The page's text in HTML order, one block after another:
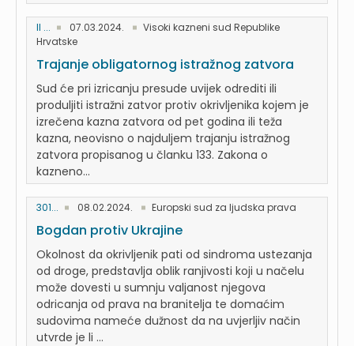
II ... 07.03.2024.
Visoki kazneni sud Republike
Hrvatske
Trajanje obligatornog istražnog zatvora
Sud će pri izricanju presude uvijek odrediti ili
produljiti istražni zatvor protiv okrivljenika kojem je
izrečena kazna zatvora od pet godina ili teža
kazna, neovisno o najduljem trajanju istražnog
zatvora propisanog u članku 133. Zakona o
kazneno...
301... 08.02.2024. Europski sud za ljudska prava
Bogdan protiv Ukrajine
Okolnost da okrivljenik pati od sindroma ustezanja
od droge, predstavlja oblik ranjivosti koji u načelu
može dovesti u sumnju valjanost njegova
odricanja od prava na branitelja te domaćim
sudovima nameće dužnost da na uvjerljiv način
utvrde je li ...